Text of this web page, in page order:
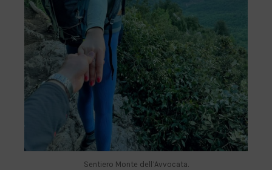
Sentiero Monte dell’Avvocata.